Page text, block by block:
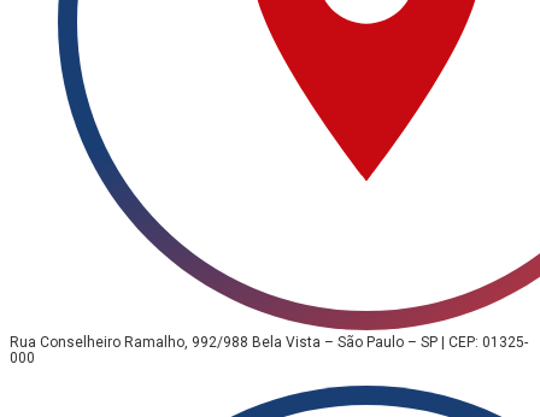
Rua Conselheiro Ramalho, 992/988 Bela Vista – São Paulo – SP | CEP: 01325-
000